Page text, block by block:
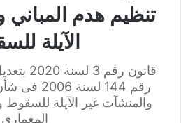
تنظيم هدم المباني
الآيلة
قانون
رقم 144
والمنشآت غير الآيلة
المعمارى